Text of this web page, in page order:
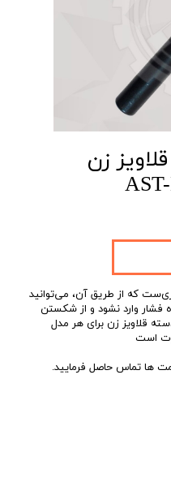
زن
که از طریق آن‌، می‌توانید
فشار وارد نشود و از شکستن
قلاویز زن برای هر مدل
ها تماس حاصل فرمایید.